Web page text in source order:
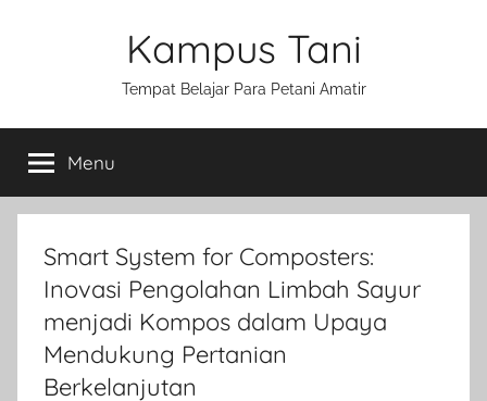
Kampus Tani
Tempat Belajar Para Petani Amatir
Menu
Smart System for Composters:
Inovasi Pengolahan Limbah Sayur
menjadi Kompos dalam Upaya
Mendukung Pertanian
Berkelanjutan